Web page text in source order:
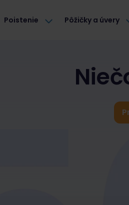
Poistenie Pôžičky a úvery